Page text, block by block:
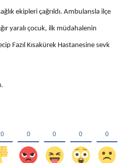
ekipleri çağrıldı. Ambulansla ilçe
yaralı çocuk, ilk müdahalenin
Fazıl Kısakürek Hastanesine sevk